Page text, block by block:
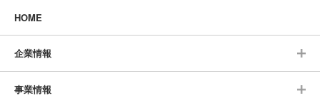
HOME
企業情報
事業情報